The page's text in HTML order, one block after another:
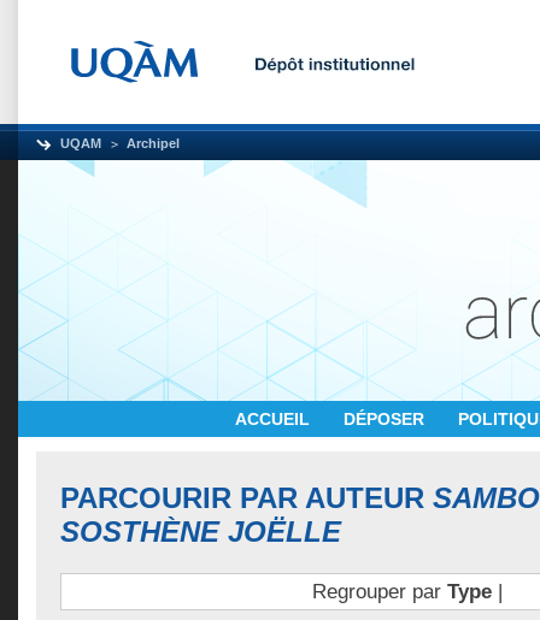
UQAM Archipel
ACCUEIL DÉPOSER
PARCOURIR PAR AUTEUR
SOSTHÈNE JOËLLE
Regrouper par Type|